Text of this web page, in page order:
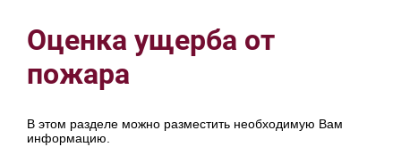
Оценка ущерба от
пожара
В этом разделе можно разместить необходимую Вам
информацию.